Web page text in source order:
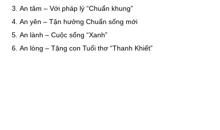
An tâm – Với pháp lý “Chuẩn khung”
An yên – Tận hưởng Chuẩn sống mới
An lành – Cuộc sống “Xanh”
An lòng – Tặng con Tuổi thơ “Thanh Khiết”